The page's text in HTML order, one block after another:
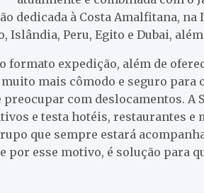
dedicada à Costa Amalfitana,
Islândia, Peru, Egito e Dubai,
formato expedição, além de
muito mais cômodo e seguro
preocupar com deslocamentos. A
e testa hotéis, restaurantes e
que sempre estará
por esse motivo, é solução para